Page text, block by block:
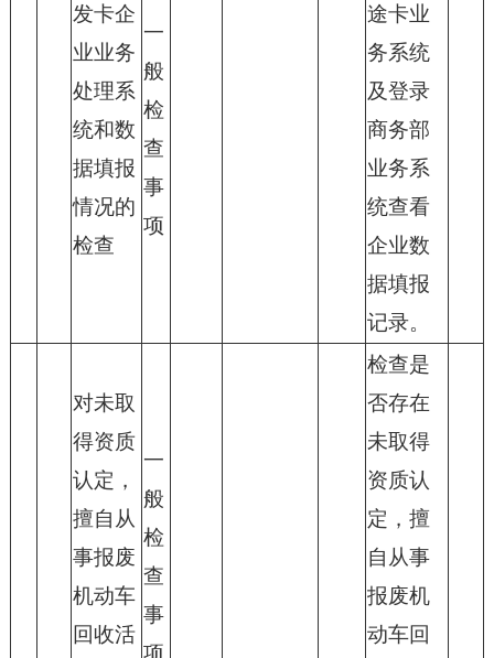
发卡企
业业务
处理系
统和数
据填报
情况的
检查
一
般
检
查
事
项
途卡业
务系统
及登录
商务部
业务系
统查看
企业数
据填报
记录。
对未取
得资质
认定，
擅自从
事报废
机动车
回收活
一
般
检
查
事
项
检查是
否存在
未取得
资质认
定，擅
自从事
报废机
动车回